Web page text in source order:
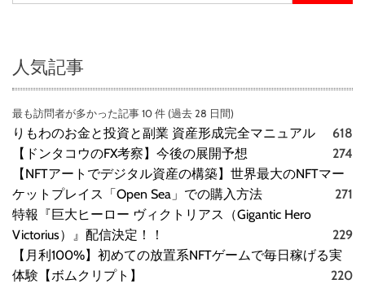
ト
ト
は
ど
う
な
？
徹
人気記事
最も訪問者が多かった記事 10 件 (過去 28 日間)
りもわのお金と投資と副業 資産形成完全マニュアル
618
【ドンタコウのFX考察】今後の展開予想
274
【NFTアートでデジタル資産の構築】世界最大のNFTマー
ケットプレイス「Open Sea」での購入方法
271
特報『巨大ヒーロー ヴィクトリアス（Gigantic Hero
Victorius）』配信決定！！
229
【月利100%】初めての放置系NFTゲームで毎日稼げる実
体験【ボムクリプト】
220